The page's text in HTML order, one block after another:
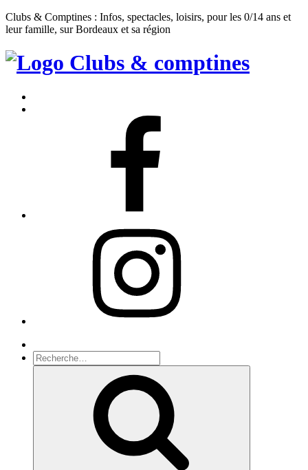
Clubs & Comptines : Infos, spectacles, loisirs, pour les 0/14 ans et
leur famille, sur Bordeaux et sa région
Clubs
Comptines
Recherche
pour